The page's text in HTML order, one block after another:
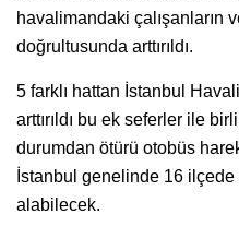
havalimandaki çalışanların
doğrultusunda arttırıldı.
5 farklı hattan İstanbul
arttırıldı bu ek seferler ile
durumdan ötürü otobüs
İstanbul genelinde 16 ilçede
alabilecek.